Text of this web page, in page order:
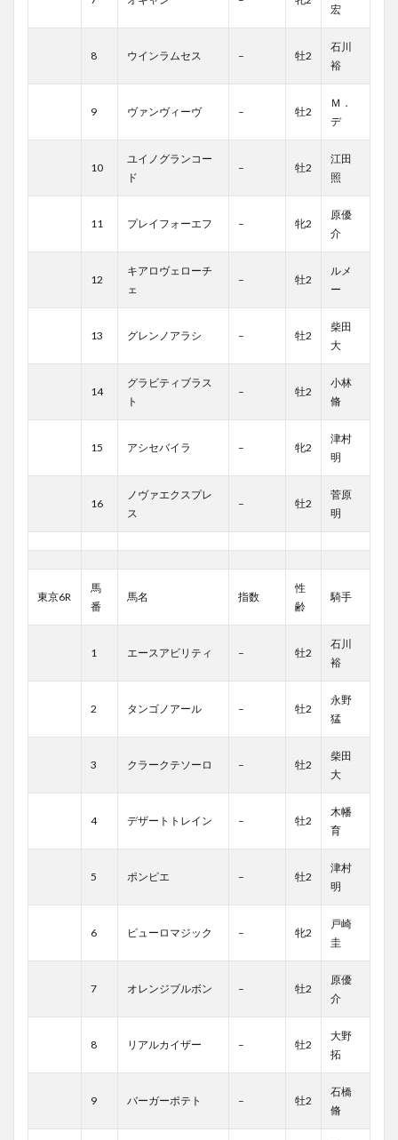
宏
8 ウインラムセス – 牡2
石川
裕
9 ヴァンヴィーヴ – 牡2
Ｍ．
デ
10
ユイノグランコー
ド
– 牡2
江田
照
11 プレイフォーエフ – 牝2
原優
介
12
キアロヴェローチ
ェ
– 牡2
ルメ
ー
13 グレンノアラシ – 牡2
柴田
大
14
グラビティブラス
ト
– 牡2
小林
脩
15 アシセバイラ – 牝2
津村
明
16
ノヴァエクスプレ
ス
– 牡2
菅原
明
東京6R
馬
番
馬名 指数
性
齢
騎手
1 エースアビリティ – 牡2
石川
裕
2 タンゴノアール – 牡2
永野
猛
3 クラークテソーロ – 牡2
柴田
大
4 デザートトレイン – 牡2
木幡
育
5 ポンピエ – 牡2
津村
明
6 ピューロマジック – 牝2
戸崎
圭
7 オレンジブルボン – 牡2
原優
介
8 リアルカイザー – 牡2
大野
拓
9 バーガーポテト – 牡2
石橋
脩